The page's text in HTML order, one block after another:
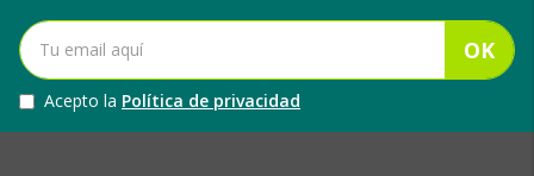
OK
Acepto la Política de privacidad